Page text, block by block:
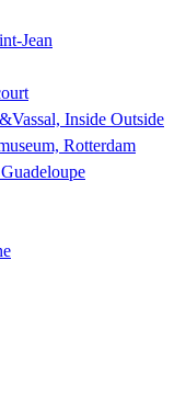
Jean
Inside Outside
Rotterdam